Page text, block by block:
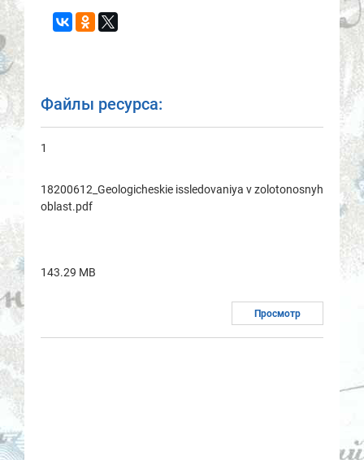
Файлы ресурса:
1
18200612_Geologicheskie issledovaniya v zolotonosnyh
oblast.pdf
143.29 MB
Просмотр